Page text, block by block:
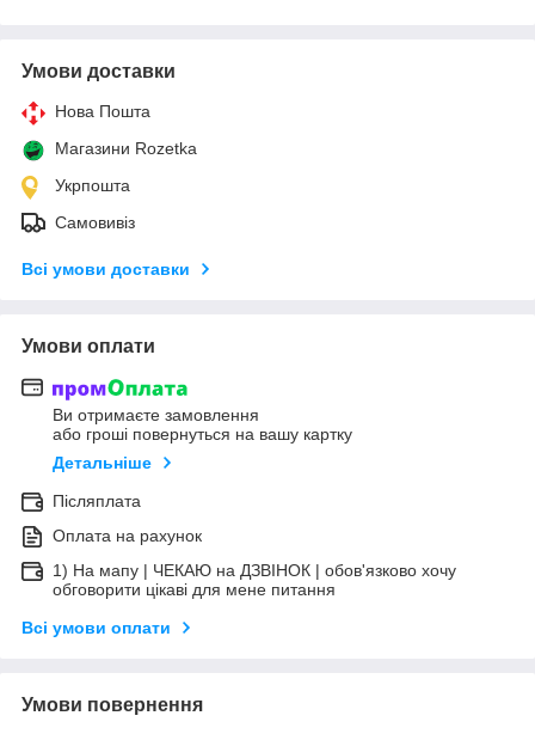
Умови доставки
Нова Пошта
Магазини Rozetka
Укрпошта
Самовивіз
Всі умови доставки
Умови оплати
Ви отримаєте замовлення
або гроші повернуться на вашу картку
Детальніше
Післяплата
Оплата на рахунок
1) На мапу | ЧЕКАЮ на ДЗВІНОК | обов'язково хочу
обговорити цікаві для мене питання
Всі умови оплати
Умови повернення